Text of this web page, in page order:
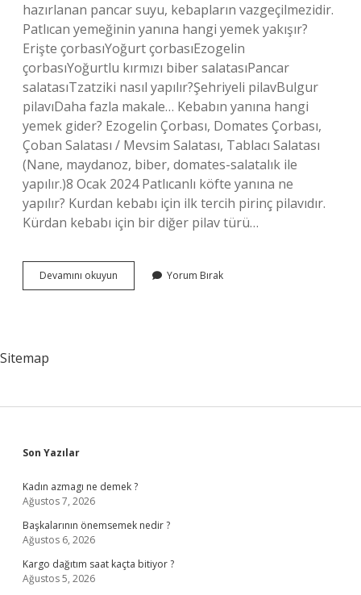
hazırlanan pancar suyu, kebapların vazgeçilmezidir.
Patlıcan yemeğinin yanına hangi yemek yakışır?
Erişte çorbasıYoğurt çorbasıEzogelin
çorbasıYoğurtlu kırmızı biber salatasıPancar
salatasıTzatziki nasıl yapılır?Şehriyeli pilavBulgur
pilavıDaha fazla makale… Kebabın yanına hangi
yemek gider? Ezogelin Çorbası, Domates Çorbası,
Çoban Salatası / Mevsim Salatası, Tablacı Salatası
(Nane, maydanoz, biber, domates-salatalık ile
yapılır.)8 Ocak 2024 Patlıcanlı köfte yanına ne
yapılır? Kurdan kebabı için ilk tercih pirinç pilavıdır.
Kürdan kebabı için bir diğer pilav türü…
Devamını okuyun
Kebabının
Yorum Bırak
Sitemap
Sidebar
Son Yazılar
Kadın azmagı ne demek ?
Ağustos 7, 2026
Başkalarının önemsemek nedir ?
Ağustos 6, 2026
Kargo dağıtım saat kaçta bitiyor ?
Ağustos 5, 2026